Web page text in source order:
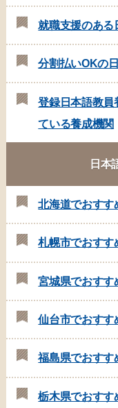
就職支援のある
分割払いOKの
登録日本語教員
ている養成機関
日本
北海道でおすす
札幌市でおすす
宮城県でおすす
仙台市でおすす
福島県でおすす
栃木県でおすす